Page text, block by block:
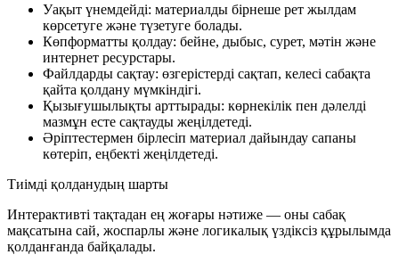
Уақыт үнемдейді: материалды бірнеше рет жылдам
көрсетуге және түзетуге болады.
Көпформатты қолдау: бейне, дыбыс, сурет, мәтін және
интернет ресурстары.
Файлдарды сақтау: өзгерістерді сақтап, келесі сабақта
қайта қолдану мүмкіндігі.
Қызығушылықты арттырады: көрнекілік пен дәлелді
мазмұн есте сақтауды жеңілдетеді.
Әріптестермен бірлесіп материал дайындау сапаны
көтеріп, еңбекті жеңілдетеді.
Тиімді қолданудың шарты
Интерактивті тақтадан ең жоғары нәтиже — оны сабақ
мақсатына сай, жоспарлы және логикалық үздіксіз құрылымда
қолданғанда байқалады.